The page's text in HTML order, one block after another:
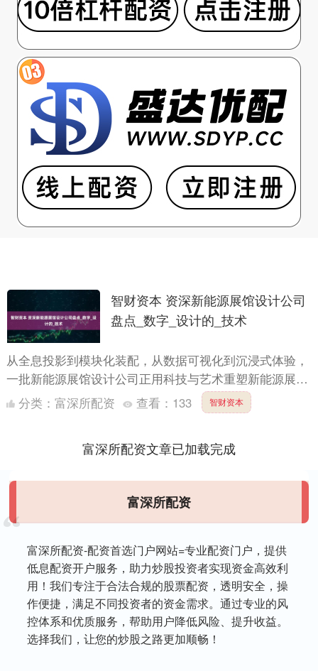
智财资本 资深新能源展馆设计公司
盘点_数字_设计的_技术
从全息投影到模块化装配，从数据可视化到沉浸式体验，
一批新能源展馆设计公司正用科技与艺术重塑新能源展厅
的价值标准。然而行业痛点依然明显：传统静态展示方式
分类： 富深所配资 查看： 133 智财资本
富深所配资文章已加载完成
富深所配资
富深所配资-配资首选门户网站=专业配资门户，提供
低息配资开户服务，助力炒股投资者实现资金高效利
用！我们专注于合法合规的股票配资，透明安全，操
作便捷，满足不同投资者的资金需求。通过专业的风
控体系和优质服务，帮助用户降低风险、提升收益。
选择我们，让您的炒股之路更加顺畅！